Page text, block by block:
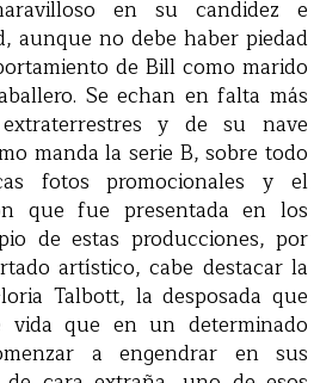
en su candidez e
aunque no debe haber piedad
de Bill como marido
Se echan en falta más
y de su nave
manda la serie B, sobre todo
fotos promocionales y el
que fue presentada en los
de estas producciones, por
artístico, cabe destacar la
Talbott, la desposada que
que en un determinado
a engendrar en sus